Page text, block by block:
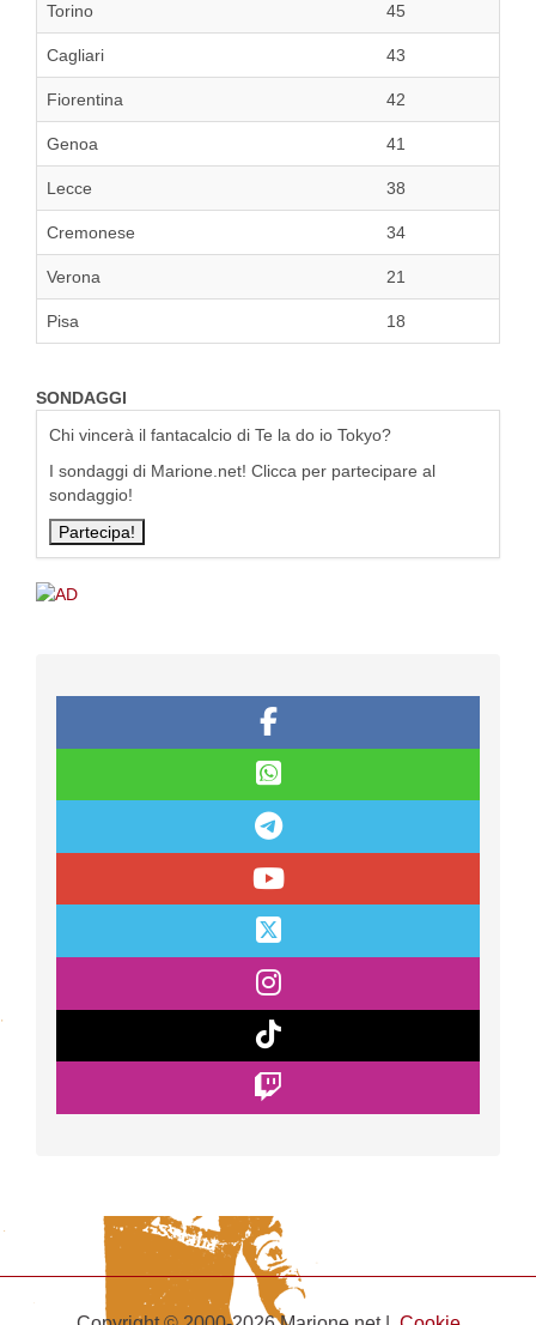
Torino 45
Cagliari 43
Fiorentina 42
Genoa 41
Lecce 38
Cremonese 34
Verona 21
Pisa 18
SONDAGGI
Chi vincerà il fantacalcio di Te la do io Tokyo?
I sondaggi di Marione.net! Clicca per partecipare al
sondaggio!